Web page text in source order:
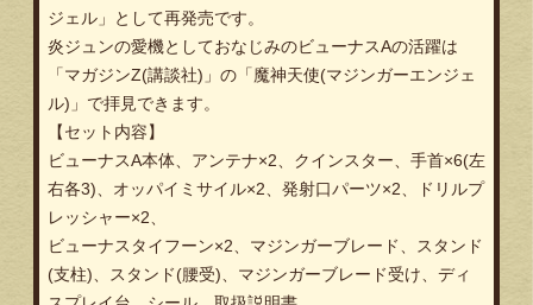
ジェル」として再発売です。
炎ジュンの愛機としておなじみのビューナスAの活躍は
「マガジンZ(講談社)」の「魔神天使(マジンガーエンジェ
ル)」で拝見できます。
【セット内容】
ビューナスA本体、アンテナ×2、クインスター、手首×6(左
右各3)、オッパイミサイル×2、発射口パーツ×2、ドリルプ
レッシャー×2、
ビューナスタイフーン×2、マジンガーブレード、スタンド
(支柱)、スタンド(腰受)、マジンガーブレード受け、ディ